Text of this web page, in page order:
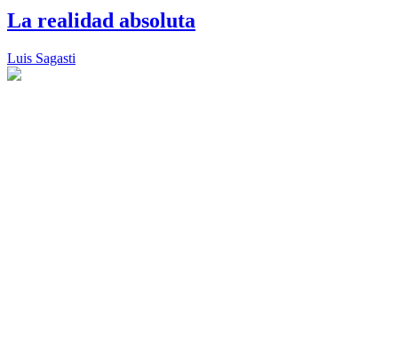
La realidad absoluta
Luis Sagasti